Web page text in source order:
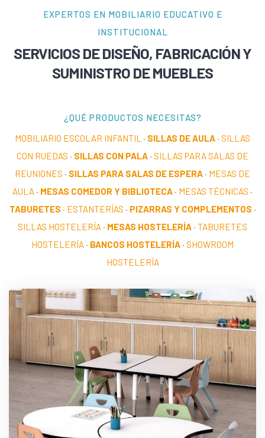
EXPERTOS EN MOBILIARIO EDUCATIVO E
INSTITUCIONAL
SERVICIOS DE DISEÑO, FABRICACIÓN Y
SUMINISTRO DE MUEBLES
¿QUÉ PRODUCTOS NECESITAS?
MOBILIARIO ESCOLAR INFANTIL · SILLAS DE AULA · SILLAS
CON RUEDAS · SILLAS CON PALA · SILLAS PARA SALAS DE
REUNIONES · SILLAS PARA SALAS DE ESPERA · MESAS DE
AULA · MESAS COMEDOR Y BIBLIOTECA · MESAS TÉCNICAS ·
TABURETES · ESTANTERÍAS · PIZARRAS Y COMPLEMENTOS ·
SILLAS HOSTELERÍA · MESAS HOSTELERÍA · TABURETES
HOSTELERÍA · BANCOS HOSTELERÍA · SHOWROOM
HOSTELERÍA